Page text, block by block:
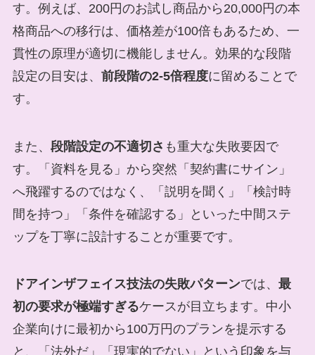
す。例えば、200円のお試し商品から20,000円の本
格商品への移行は、価格差が100倍もあるため、一
貫性の原理が適切に機能しません。効果的な段階
設定の目安は、 前段階の2-5倍程度に留めることで
す。
また、 段階設定の不適切さ も重大な失敗要因で
す。「資料を見る」から突然「契約書にサイン」
へ飛躍するのではなく、「説明を聞く」「検討時
間を持つ」「条件を確認する」といった中間ステ
ップを丁寧に設計することが重要です。
ドアインザフェイス技法の失敗パターンでは、 最
初の要求が極端すぎるケースが目立ちます。中小
企業向けに最初から100万円のプランを提示する
と、「法外だ」「現実的でない」という印象を与